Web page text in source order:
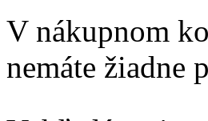
V nákupnom
nemáte žiadne